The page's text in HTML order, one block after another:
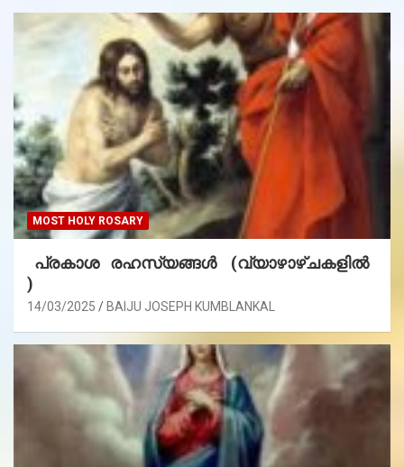
MOST HOLY ROSARY
പ്രകാശ രഹസ്യങ്ങൾ (വ്യാഴാഴ്ചകളിൽ
)
14/03/2025 BAIJU JOSEPH KUMBLANKAL